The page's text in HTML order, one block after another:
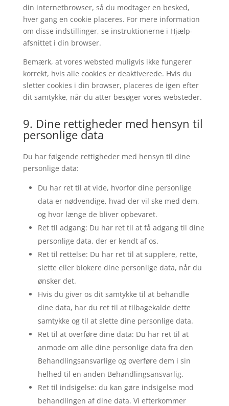
din internetbrowser, så du modtager en besked,
hver gang en cookie placeres. For mere information
om disse indstillinger, se instruktionerne i Hjælp-
afsnittet i din browser.
Bemærk, at vores websted muligvis ikke fungerer
korrekt, hvis alle cookies er deaktiverede. Hvis du
sletter cookies i din browser, placeres de igen efter
dit samtykke, når du atter besøger vores websteder.
9. Dine rettigheder med hensyn til
personlige data
Du har følgende rettigheder med hensyn til dine
personlige data:
Du har ret til at vide, hvorfor dine personlige
data er nødvendige, hvad der vil ske med dem,
og hvor længe de bliver opbevaret.
Ret til adgang: Du har ret til at få adgang til dine
personlige data, der er kendt af os.
Ret til rettelse: Du har ret til at supplere, rette,
slette eller blokere dine personlige data, når du
ønsker det.
Hvis du giver os dit samtykke til at behandle
dine data, har du ret til at tilbagekalde dette
samtykke og til at slette dine personlige data.
Ret til at overføre dine data: Du har ret til at
anmode om alle dine personlige data fra den
Behandlingsansvarlige og overføre dem i sin
helhed til en anden Behandlingsansvarlig.
Ret til indsigelse: du kan gøre indsigelse mod
behandlingen af ​​dine data. Vi efterkommer